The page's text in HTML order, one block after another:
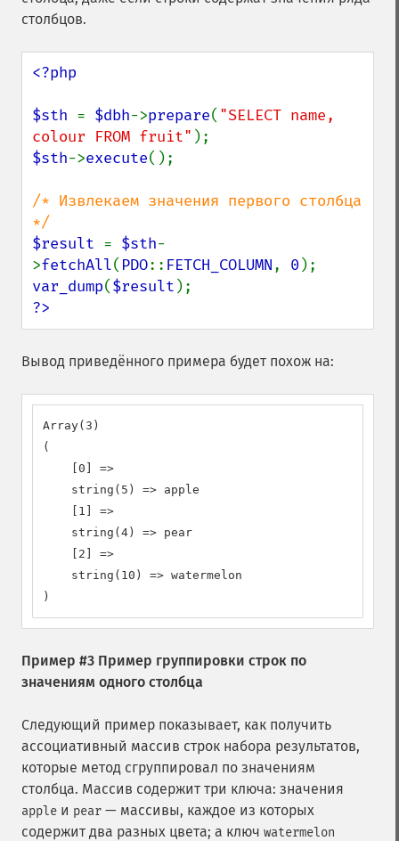
столбцов.
<?php
$sth = $dbh->prepare( "SELECT name,
colour FROM fruit"
$sth->execute();
/* Извлекаем значения первого столбца
$result = $sth-
>fetchAll( PDO:: FETCH_COLUMN, 0
var_dump($result
?>
Вывод приведённого примера будет похож на:
Array(3)
(
    [0] =>
    string(5) => apple
    [1] =>
    string(4) => pear
    [2] =>
    string(10) => watermelon
)
Пример #3 Пример группировки строк по
значениям одного столбца
Следующий пример показывает, как получить
ассоциативный массив строк набора результатов,
которые метод сгруппировал по значениям
столбца. Массив содержит три ключа: значения
apple и pear — массивы, каждое из которых
содержит два разных цвета; а ключ watermelon